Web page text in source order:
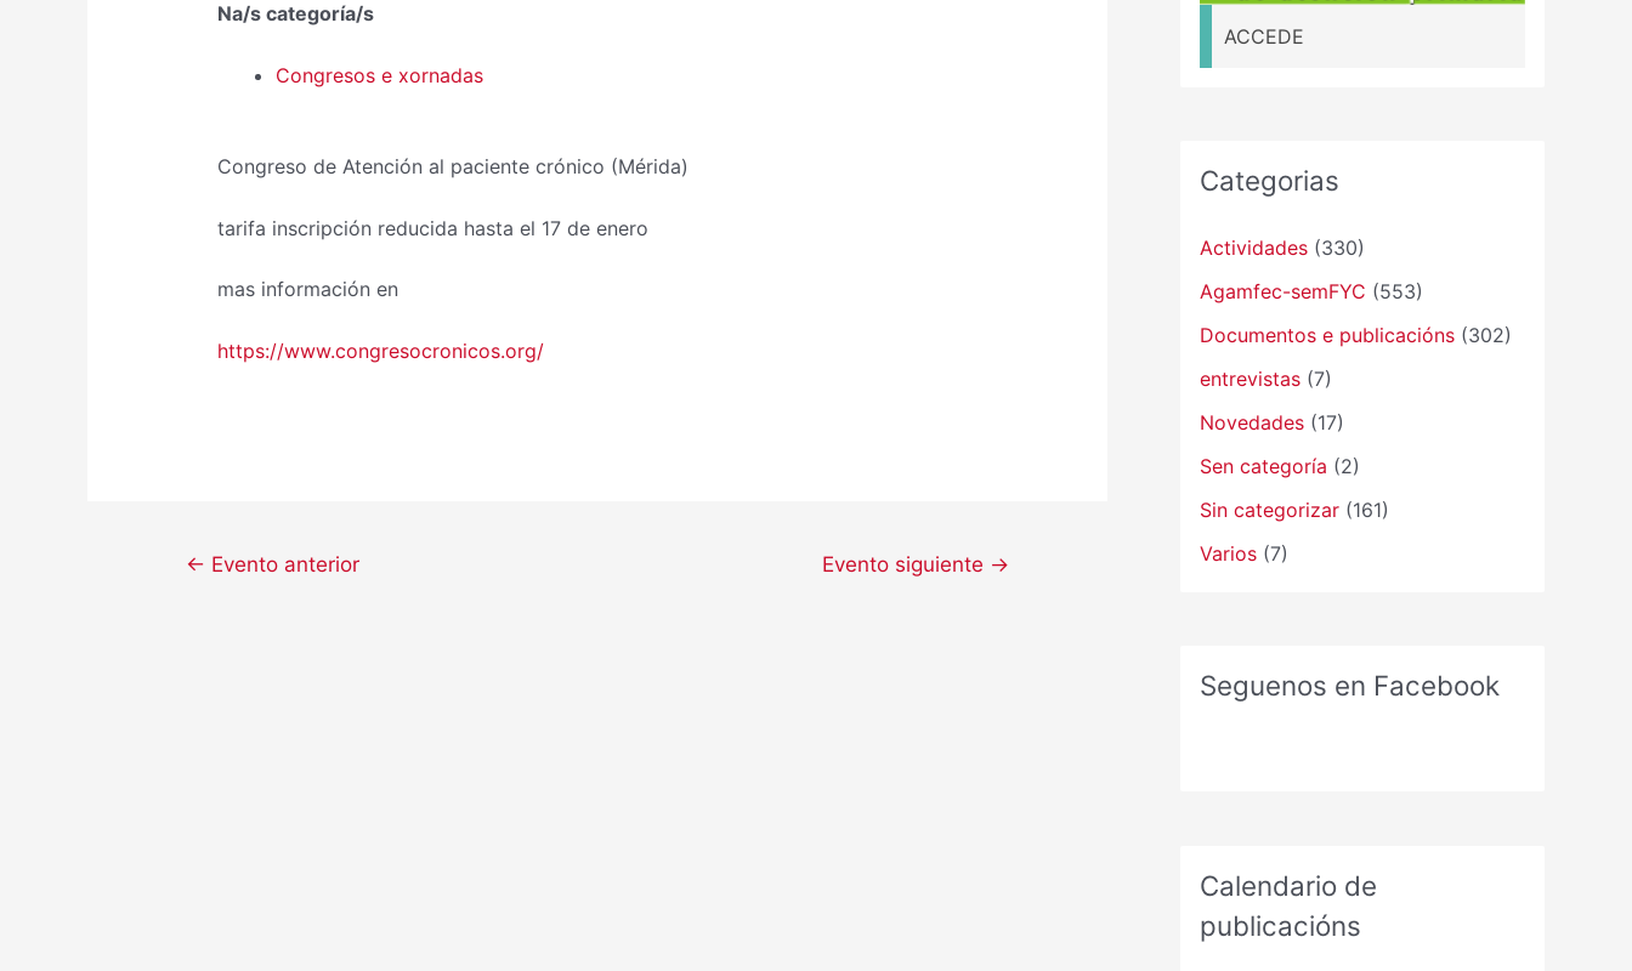
Na/s categoría/s
Congresos e xornadas
Congreso de Atención al paciente crónico (Mérida)
tarifa inscripción reducida hasta el 17 de enero
mas información en
https://www.congresocronicos.org/
← Evento anterior Evento siguiente →
ACCEDE
Categorias
Actividades (330)
Agamfec-semFYC (553)
Documentos e publicacións (302)
entrevistas (7)
Novedades (17)
Sen categoría (2)
Sin categorizar (161)
Varios (7)
Seguenos en Facebook
Calendario de
publicacións